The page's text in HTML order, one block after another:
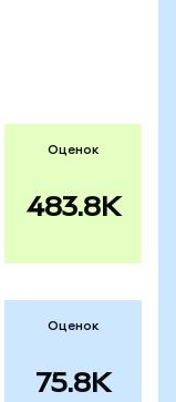
Оценок
483.8K
Оценок
75.8K